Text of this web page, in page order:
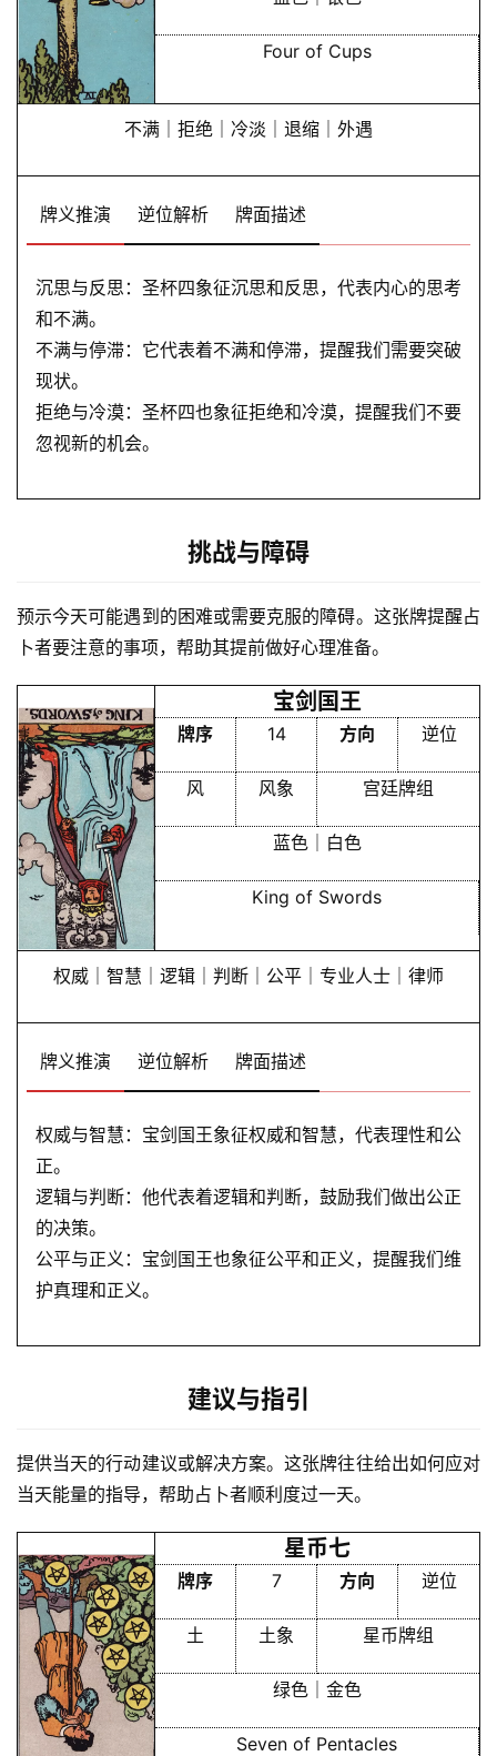
命
梦
服
务
会
登录 注册
Four of Cups
不满｜拒绝｜冷淡｜退缩｜外遇
牌义推演 逆位解析 牌面描述
沉思与反思：圣杯四象征沉思和反思，代表内心的思考
和不满。
不满与停滞：它代表着不满和停滞，提醒我们需要突破
现状。
拒绝与冷漠：圣杯四也象征拒绝和冷漠，提醒我们不要
忽视新的机会。
挑战与障碍
预示今天可能遇到的困难或需要克服的障碍。这张牌提醒占
卜者要注意的事项，帮助其提前做好心理准备。
宝剑国王
牌序 14 方向 逆位
风 风象 宫廷牌组
蓝色｜白色
King of Swords
权威｜智慧｜逻辑｜判断｜公平｜专业人士｜律师
牌义推演 逆位解析 牌面描述
权威与智慧：宝剑国王象征权威和智慧，代表理性和公
正。
逻辑与判断：他代表着逻辑和判断，鼓励我们做出公正
的决策。
公平与正义：宝剑国王也象征公平和正义，提醒我们维
护真理和正义。
建议与指引
提供当天的行动建议或解决方案。这张牌往往给出如何应对
当天能量的指导，帮助占卜者顺利度过一天。
星币七
牌序 7 方向 逆位
土 土象 星币牌组
绿色｜金色
Seven of Pentacles